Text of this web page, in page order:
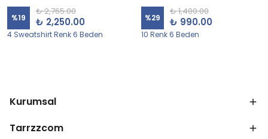
%19
₺ 2,765.00
₺ 2,250.00
4 Sweatshirt Renk 6 Beden
%29
₺ 1,400.00
₺ 990.00
10 Renk 6 Beden
Kurumsal
Tarrzzcom